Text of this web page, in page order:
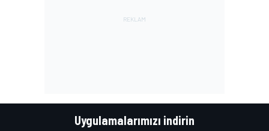
Uygulamalarımızı indirin